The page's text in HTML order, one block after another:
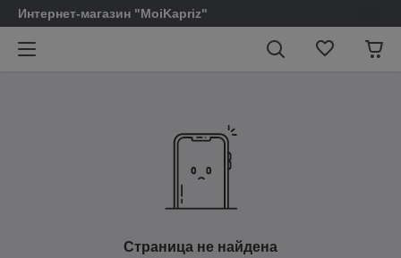
Интернет-магазин "MoiKapriz"
Страница не найдена